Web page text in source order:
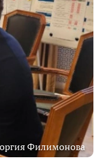
Филимонова